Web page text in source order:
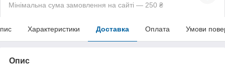
Мінімальна сума замовлення на сайті — 250 ₴
Характеристики Доставка Оплата Умови
Опис